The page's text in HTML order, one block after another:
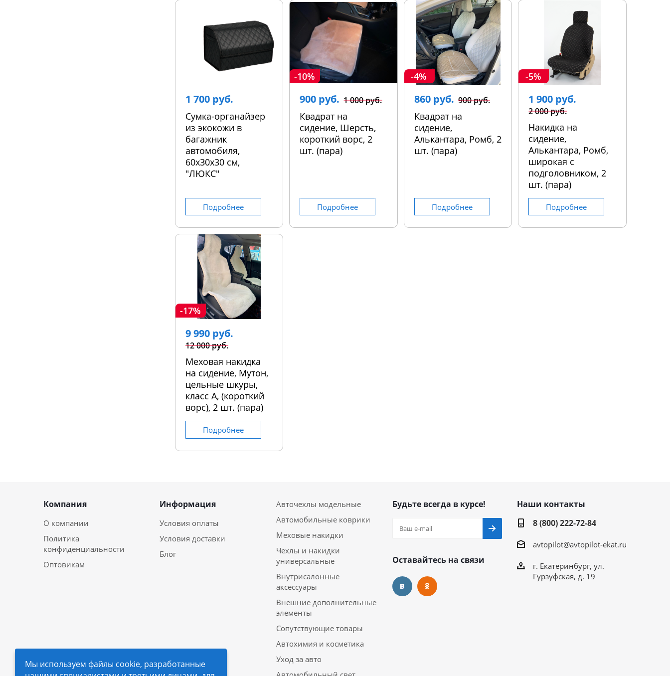
1 700 руб.
Сумка-органайзер
из экокожи в
багажник
автомобиля,
60х30х30 см,
"ЛЮКС"
Подробнее
-10%
900 руб. 1 000 руб.
Квадрат на
сидение, Шерсть,
короткий ворс, 2
шт. (пара)
Подробнее
-4%
860 руб. 900 руб.
Квадрат на
сидение,
Алькантара, Ромб, 2
шт. (пара)
Подробнее
-5%
1 900 руб.
2 000 руб.
Накидка на
сидение,
Алькантара, Ромб,
широкая с
подголовником, 2
шт. (пара)
Подробнее
-17%
9 990 руб.
12 000 руб.
Меховая накидка
на сидение, Мутон,
цельные шкуры,
класс А, (короткий
ворс), 2 шт. (пара)
Подробнее
Компания
О компании
Политика
конфиденциальности
Оптовикам
Информация
Условия оплаты
Условия доставки
Блог
Авточехлы модельные
Автомобильные коврики
Меховые накидки
Чехлы и накидки
универсальные
Внутрисалонные
аксессуары
Внешние дополнительные
элементы
Сопутствующие товары
Автохимия и косметика
Уход за авто
Будьте всегда в курсе!
Оставайтесь на связи
Наши контакты
8 (800) 222-72-84
avtopilot@avtopilot-ekat.ru
г. Екатеринбург, ул.
Гурзуфская, д. 19
Мы используем файлы cookie, разработанные